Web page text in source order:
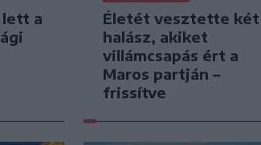
lett a
Életét vesztette két
halász, akiket
villámcsapás ért a
Maros partján –
frissítve